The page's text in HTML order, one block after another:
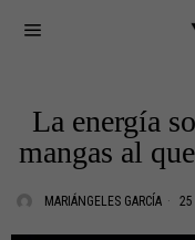
La energía
mangas al
MARIÁNGELES GARCÍA 25